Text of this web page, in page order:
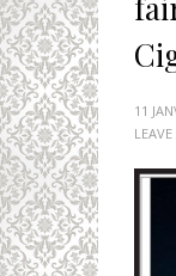
11